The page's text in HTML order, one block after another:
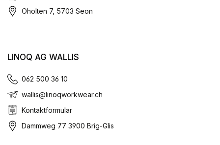
Oholten 7, 5703 Seon
LINOQ AG WALLIS
062 500 36 10
wallis@linoqworkwear.ch
Kontaktformular
Dammweg 77 3900 Brig-Glis